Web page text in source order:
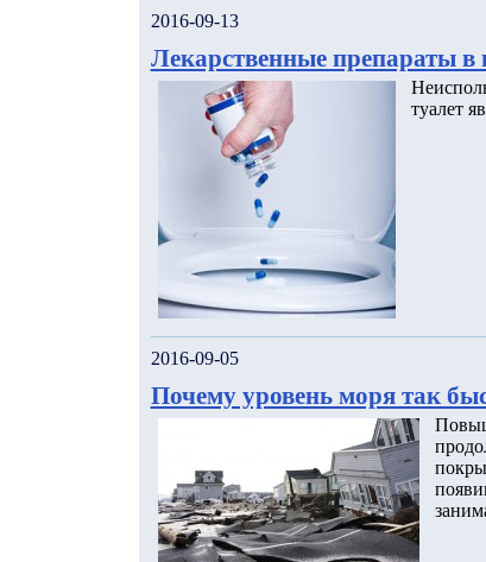
2016-09-13
Лекарственные препараты в
туалет
2016-09-05
Почему уровень моря так